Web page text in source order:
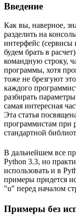
Введение
Как вы, наверное,
разделить на
интерфейс
будем брать в
командную строку,
программы, хотя
тоже не брезгуют
каждого
разбирать
самая интересная
Эта статья
программистам при
стандартной
В дальнейшем все
Python 3.3, но
использовать и в
примеры придется
"u" перед началом
Примеры без